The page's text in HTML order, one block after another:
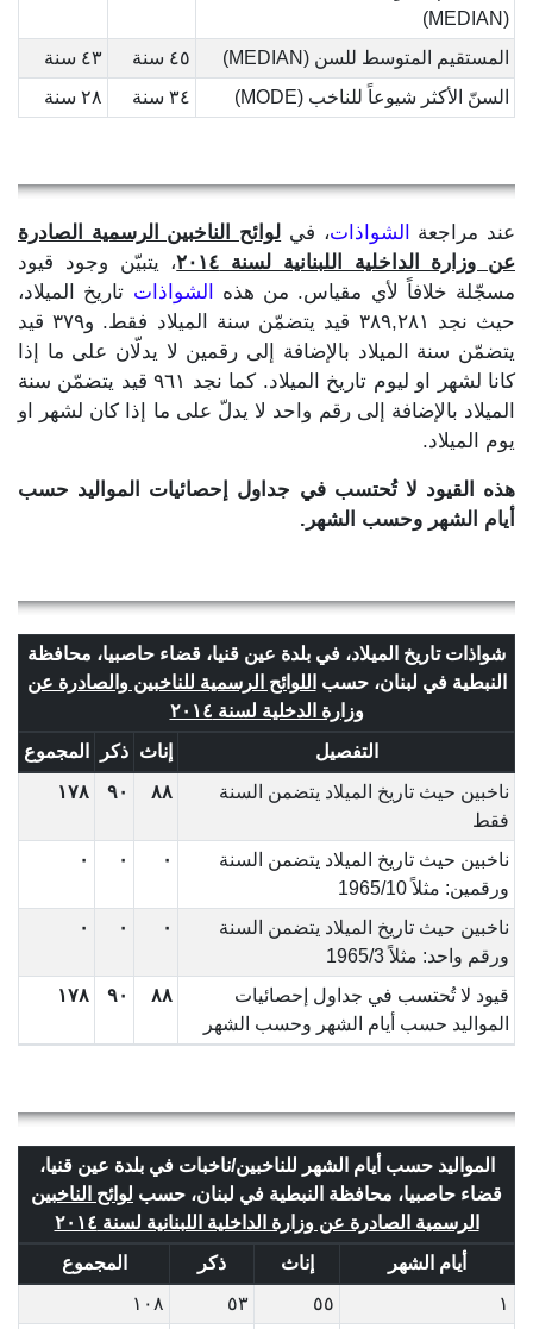
(MEDIAN)
المستقيم المتوسط للسن (MEDIAN)
٤٥ سنة
٤٣ سنة
السنّ الأكثر شيوعاً للناخب (MODE)
٣٤ سنة ٢٨ سنة
عند مراجعة الشواذات، في لوائح الناخبين الرسمية الصادرة
عن وزارة الداخلية اللبنانية لسنة ٢٠١٤
، يتبيّن وجود قيود
مسجّلة خلافاً لأي مقياس. من هذه
الشواذات تاريخ الميلاد،
حيث نجد ٣٨٩,٢٨١ قيد يتضمّن سنة الميلاد فقط. و٣٧٩ قيد
يتضمّن سنة الميلاد بالإضافة إلى رقمين لا يدلّان على ما إذا
كانا لشهر او ليوم تاريخ الميلاد. كما نجد ٩٦١ قيد يتضمّن سنة
الميلاد بالإضافة إلى رقم واحد لا يدلّ على ما إذا كان لشهر او
يوم الميلاد.
هذه القيود لا تُحتسب في جداول إحصائيات المواليد حسب
أيام الشهر وحسب الشهر.
شواذات تاريخ الميلاد، في بلدة عين قنيا، قضاء حاصبيا، محافظة
النبطية في لبنان، حسب اللوائح الرسمية للناخبين والصادرة عن
وزارة الدخلية لسنة ٢٠١٤
التفصيل
إناث ذكر
المجموع
ناخبين حيث تاريخ الميلاد يتضمن السنة
فقط
٨٨ ٩٠ ١٧٨
ناخبين حيث تاريخ الميلاد يتضمن السنة
ورقمين: مثلاً 1965/10
٠ ٠ ٠
ناخبين حيث تاريخ الميلاد يتضمن السنة
ورقم واحد: مثلاً 1965/3
٠ ٠ ٠
قيود لا تُحتسب في جداول إحصائيات
المواليد حسب أيام الشهر وحسب الشهر
٨٨ ٩٠ ١٧٨
المواليد حسب أيام الشهر للناخبين/ناخبات في بلدة عين قنيا،
قضاء حاصبيا، محافظة النبطية في لبنان، حسب لوائح الناخبين
الرسمية الصادرة عن وزارة الداخلية اللبنانية لسنة ٢٠١٤
أيام الشهر
إناث ذكر
المجموع
١
٥٥ ٥٣
١٠٨